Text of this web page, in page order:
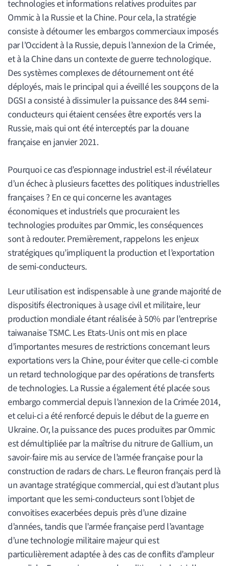
technologies et informations relatives produites par
Ommic à la Russie et la Chine. Pour cela, la stratégie
consiste à détourner les embargos commerciaux imposés
par l’Occident à la Russie, depuis l’annexion de la Crimée,
et à la Chine dans un contexte de guerre technologique.
Des systèmes complexes de détournement ont été
déployés, mais le principal qui a éveillé les soupçons de la
DGSI a consisté à dissimuler la puissance des 844 semi-
conducteurs qui étaient censées être exportés vers la
Russie, mais qui ont été interceptés par la douane
française en janvier 2021.
Pourquoi ce cas d’espionnage industriel est-il révélateur
d’un échec à plusieurs facettes des politiques industrielles
françaises ? En ce qui concerne les avantages
économiques et industriels que procuraient les
technologies produites par Ommic, les conséquences
sont à redouter. Premièrement, rappelons les enjeux
stratégiques qu’impliquent la production et l’exportation
de semi-conducteurs.
Leur utilisation est indispensable à une grande majorité de
dispositifs électroniques à usage civil et militaire, leur
production mondiale étant réalisée à 50% par l’entreprise
taiwanaise TSMC. Les Etats-Unis ont mis en place
d’importantes mesures de restrictions concernant leurs
exportations vers la Chine, pour éviter que celle-ci comble
un retard technologique par des opérations de transferts
de technologies. La Russie a également été placée sous
embargo commercial depuis l’annexion de la Crimée 2014,
et celui-ci a été renforcé depuis le début de la guerre en
Ukraine. Or, la puissance des puces produites par Ommic
est démultipliée par la maîtrise du nitrure de Gallium, un
savoir-faire mis au service de l’armée française pour la
construction de radars de chars. Le fleuron français perd là
un avantage stratégique commercial, qui est d’autant plus
important que les semi-conducteurs sont l’objet de
convoitises exacerbées depuis près d’une dizaine
d’années, tandis que l’armée française perd l’avantage
d’une technologie militaire majeur qui est
particulièrement adaptée à des cas de conflits d’ampleur